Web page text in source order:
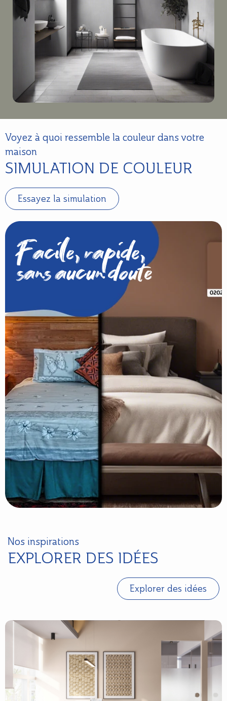
Voyez à quoi ressemble la couleur dans votre
maison
SIMULATION DE COULEUR
Essayez la simulation
Facile, rapide,
sans aucun doute
Nos inspirations
EXPLORER DES IDÉES
Explorer des idées